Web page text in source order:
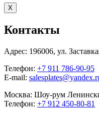
X
Контакты
Адрес: 196006, ул.
Телефон: +7 911 786-90-95
E-mail:
Москва: Шоу-рум
Телефон: +7 912 450-80-81